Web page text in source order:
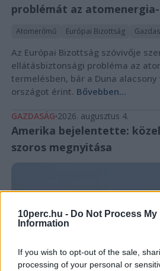
10perc.hu - Do Not Process My
Information
If you wish to opt-out of the sale,
processing of your personal or
problémát az
Atomerőmű Európai Bizottság
Az Európai Bizottság szóvivője
ellátásbiztonsági probléma az
termelésben, bár a Duna
országot érint. Bővebben...
GAZDASÁG 2026. augusztus 4.
Amerika bejelentette:
szoros megnyitása